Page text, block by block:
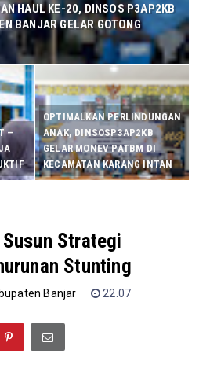
HAUL KE-20, DINSOS P3AP2KB
BANJAR GELAR GOTONG
–
OPTIMALKAN PERLINDUNGAN
ANAK, DINSOSP3AP2KB
GELAR MONEV PATBM DI
KECAMATAN KARANG INTAN
Strategi
Stunting
Banjar 22.07